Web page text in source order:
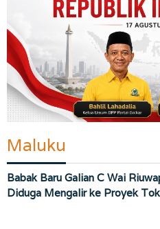
Maluku
Babak Baru Galian C Wai
Diduga Mengalir ke Proyek